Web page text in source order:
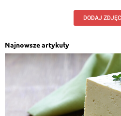
DODAJ
Najnowsze artykuły